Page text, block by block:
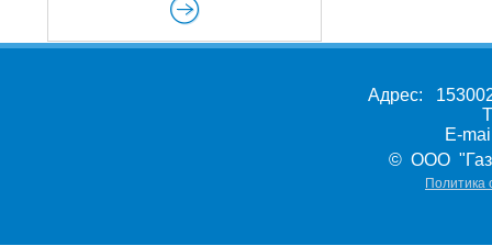
Адрес:
E-
© ООО
Политика